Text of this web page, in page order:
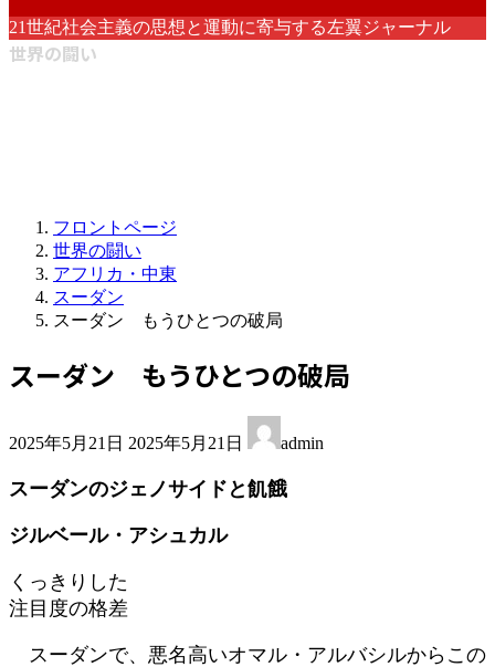
21世紀社会主義の思想と運動に寄与する左翼ジャーナル
世界の闘い
フロントページ
世界の闘い
アフリカ・中東
スーダン
スーダン もうひとつの破局
スーダン もうひとつの破局
2025年5月21日 終
新
時
2025年5月21日 admin
スーダンのジェノサイドと飢餓
ジルベール・アシュカル
くっきりした
注目度の格差
スーダンで、悪名高いオマル・アルバシルからこの